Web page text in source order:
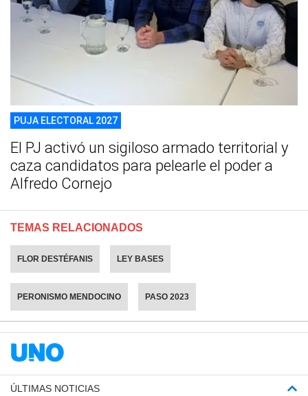
PUJA ELECTORAL 2027
El PJ activó un sigiloso armado territorial y
caza candidatos para pelearle el poder a
Alfredo Cornejo
TEMAS RELACIONADOS
FLOR DESTÉFANIS LEY BASES
PERONISMO MENDOCINO PASO 2023
ÚLTIMAS NOTICIAS